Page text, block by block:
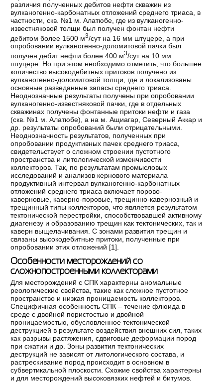
различия полученных дебитов нефти скважин из
вулканогенно-карбонатных отложений среднего триаса, в
частности, скв. №1 м. Алатюбе, где из вулканогенно-
известняковой толщи был получен фонтан нефти
дебитом более 1500 м3/сут на 16 мм штуцере, а при
опробовании вулканогенно-доломитовой пачки был
получен дебит нефти более 400 м3/сут на 10 мм
штуцере. Но при этом необходимо отметить, что большее
количество высокодебитных притоков получено из
вулканогенно-доломитовой толщи, где и локализованы
основные разведанные запасы среднего триаса.
Неоднозначные результаты получены при опробовании
вулканогенно-известняковой пачки, где в отдельных
скважинах получены фонтанные притоки нефти и газа
(скв. №1 м. Алатюбе), а на м. Ащиагар, Северный Аккар и
др. результаты опробований были отрицательными.
Неоднозначность результатов, полученных при
опробовании продуктивных пачек среднего триаса,
свидетельствует о сложном строении пустотного
пространства и литологической изменчивости
коллекторов. Так, по результатам промысловых
исследований и анализов кернового материала
продуктивный интервал вулканогенно-карбонатных
отложений среднего триаса включает порово-
каверновые, каверно-поровые, трещинно-кавернозный и
трещинный типы коллекторов, что является результатом
тектонической перестройки, способствовавшей активному
диагенезу и образованию трещин как тектонических, так и
каверн выщелачивания. С зонами развития трещин и
связаны высокодебитные притоки, полученные при
опробовании этих отложений [1].
Особенности месторождений со
сложнопостроенными коллекторами
Для месторождений с СПК характерны аномальные
реологические свойства, такие как сложное пустотное
пространство и низкая проницаемость коллекторов.
Специфичная особенность СПК – течение флюида в
среде с двойной пористостью и двойной
проницаемостью, обусловленное тектонической
деструкцией в результате воздействия внешних сил, таких
как разрывы растяжения, сдвиговые деформации пород
при сжатии и др. Зоны развития тектонических
деструкций не зависят от литологического состава, и
растрескивание пород происходит в основном в
субвертикальной плоскости. Схожие свойства характерны
и для месторождений высоковязких нефтей и битумов.